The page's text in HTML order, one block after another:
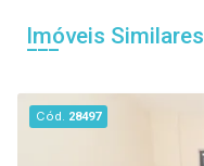
Imóveis Similares
Cód. 28497